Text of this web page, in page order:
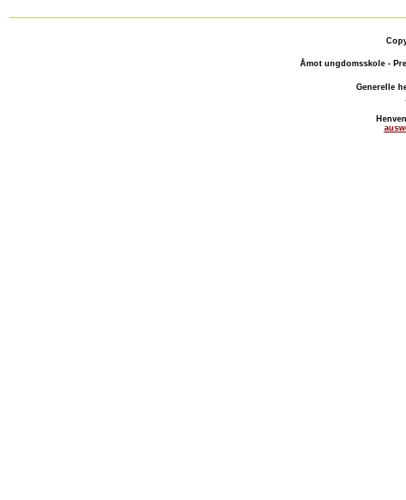
Åmot ungdomsskole -
Generelle